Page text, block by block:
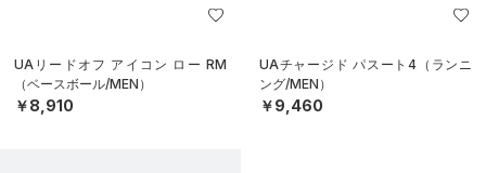
UAリードオフ アイコン ロー RM
（ベースボール/MEN）
￥8,910
UAチャージド パスート4（ランニ
ング/MEN）
￥9,460